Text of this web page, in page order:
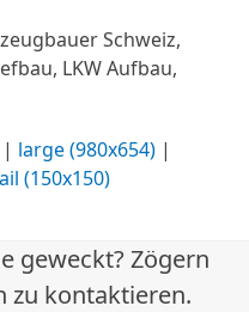
Schweiz,
LKW Aufbau,
| large (980x654) |
(150x150)
geweckt? Zögern
zu kontaktieren.